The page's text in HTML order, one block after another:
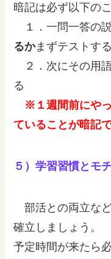
暗記は必ず以下の
１．一問一答の
るかまずテストす
２．次にその用
る
※１週間前にや
ていることが暗記
５）学習習慣とモ
部活との両立な
確立しましょう。
予定時間が来たら